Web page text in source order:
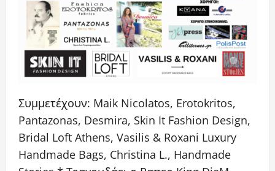
Συμμετέχουν: Maik Nicolatos, Erotokritos,
Pantazonas, Desmira, Skin It Fashion Design,
Bridal Loft Athens, Vasilis & Roxani Luxury
Handmade Bags, Christina L., Handmade